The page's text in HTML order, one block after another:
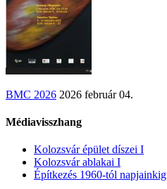
BMC 2026 2026 február 04.
Médiavisszhang
Kolozsvár épület díszei I
Kolozsvár ablakai I
Építkezés 1960-tól napjainkig